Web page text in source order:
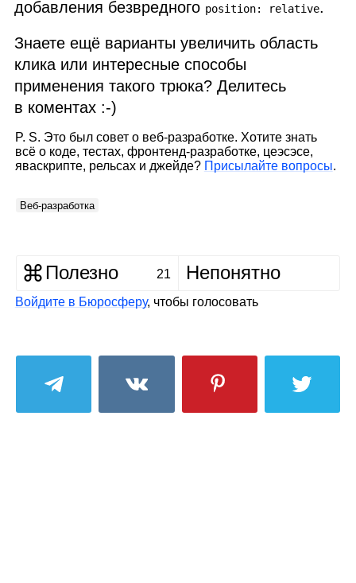
добавления безвредного position: relative.
Знаете ещё варианты увеличить область
клика или интересные способы
применения такого трюка? Делитесь
в коментах :‑)
P. S. Это был совет о веб‑разработке. Хотите знать
всё о коде, тестах, фронтенд‑разработке, цеэсэсе,
яваскрипте, рельсах и джейде? Присылайте вопросы.
Веб‑разработка
Полезно 21 Непонятно
Войдите в Бюросферу, чтобы голосовать